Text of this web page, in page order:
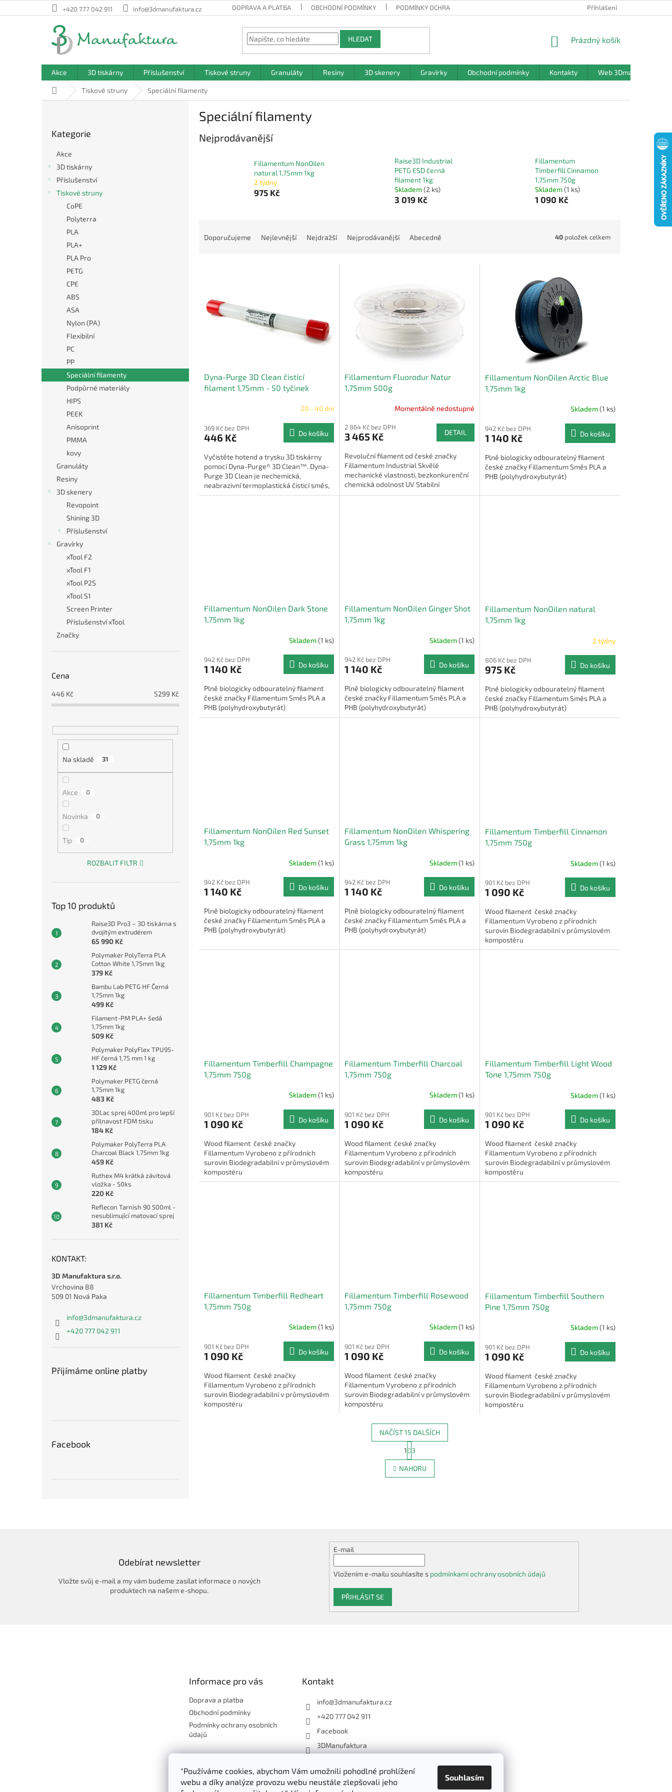
"Používáme cookies, abychom Vám umožnili pohodlné prohlížení
webu a díky analýze provozu webu neustále zlepšovali jeho
Souhlasím
na
+420 777 042 911 info@3dmanufaktura.cz DOPRAVA A PLATBA OBCHODNÍ PODMÍNKY PODMÍNKY OCHRANY OSOBNÍCH ÚDAJŮ Přihlášení
HLEDAT
NÁKUPNÍ
Prázdný košík
Akce 3D tiskárny Příslušenství Tiskové struny Granuláty Resiny 3D skenery Gravírky Obchodní podmínky Kontakty Web 3Dmanufaktura.cz
Domů Tiskové struny Speciální filamenty
kategorie
Kategorie
Akce
3D tiskárny
Příslušenství
Tiskové struny
CoPE
Polyterra
PLA
PLA+
PLA Pro
PETG
CPE
ABS
ASA
Nylon (PA)
Flexibilní
PC
PP
Speciální filamenty
Podpůrné materiály
HIPS
PEEK
Anisoprint
PMMA
kovy
Granuláty
Resiny
3D skenery
Revopoint
Shining 3D
Příslušenství
Gravírky
xTool F2
xTool F1
xTool P2S
xTool S1
Screen Printer
Příslušenství xTool
Značky
Cena
446 Kč 5299 Kč
Na skladě 31
Akce 0
Novinka 0
Tip 0
ROZBALIT FILTR
Top 10 produktů
Raise3D Pro3 – 3D tiskárna s
dvojitým extrudérem
65 990 Kč
Polymaker PolyTerra PLA
Cotton White 1,75mm 1kg
379 Kč
Bambu Lab PETG HF Černá
1,75mm 1kg
499 Kč
Filament-PM PLA+ šedá
1,75mm 1kg
509 Kč
Polymaker PolyFlex TPU95-
HF černá 1,75 mm 1 kg
1 129 Kč
Polymaker PETG černá
1,75mm 1kg
483 Kč
3DLac sprej 400ml pro lepší
přilnavost FDM tisku
184 Kč
Polymaker PolyTerra PLA
Charcoal Black 1,75mm 1kg
459 Kč
Ruthex M4 krátká závitová
vložka - 50ks
220 Kč
Reflecon Tarnish 90 500ml -
nesublimující matovací sprej
381 Kč
KONTAKT:
3D Manufaktura s.r.o.
Vrchovina 88
509 01 Nová Paka
info@3dmanufaktura.cz
+420 777 042 911
Přijímáme online platby
Facebook
Speciální filamenty
Nejprodávanější
Fillamentum NonOilen
natural 1,75mm 1kg
2 týdny
975 Kč
Raise3D Industrial
PETG ESD černá
filament 1kg
Skladem(2 ks)
3 019 Kč
Fillamentum
Timberfill Cinnamon
1,75mm 750g
Skladem(1 ks)
1 090 Kč
Doporučujeme Nejlevnější Nejdražší Nejprodávanější Abecedně 40 položek celkem
Dyna-Purge 3D Clean čistící
filament 1,75mm - 50 tyčinek
20 - 40 dní
369 Kč bez DPH
446 Kč Do košíku
Vyčistěte hotend a trysku 3D tiskárny
pomocí Dyna-Purge® 3D Clean™. Dyna-
Purge 3D Clean je nechemická,
neabrazivní termoplastická čisticí směs,
která je bezpečná pro obsluhu i...
Fillamentum Fluorodur Natur
1,75mm 500g
Momentálně nedostupné
2 864 Kč bez DPH
3 465 Kč DETAIL
Revoluční filament od české značky
Fillamentum Industrial Skvělé
mechanické vlastnosti, bezkonkurenční
chemická odolnost UV Stabilní
Fillamentum NonOilen Arctic Blue
1,75mm 1kg
Skladem(1 ks)
942 Kč bez DPH
1 140 Kč Do košíku
Plně biologicky odbouratelný filament
české značky Fillamentum Směs PLA a
PHB (polyhydroxybutyrát)
Fillamentum NonOilen Dark Stone
1,75mm 1kg
Skladem(1 ks)
942 Kč bez DPH
1 140 Kč Do košíku
Plně biologicky odbouratelný filament
české značky Fillamentum Směs PLA a
PHB (polyhydroxybutyrát)
Fillamentum NonOilen Ginger Shot
1,75mm 1kg
Skladem(1 ks)
942 Kč bez DPH
1 140 Kč Do košíku
Plně biologicky odbouratelný filament
české značky Fillamentum Směs PLA a
PHB (polyhydroxybutyrát)
Fillamentum NonOilen natural
1,75mm 1kg
2 týdny
806 Kč bez DPH
975 Kč Do košíku
Plně biologicky odbouratelný filament
české značky Fillamentum Směs PLA a
PHB (polyhydroxybutyrát)
Fillamentum NonOilen Red Sunset
1,75mm 1kg
Skladem(1 ks)
942 Kč bez DPH
1 140 Kč Do košíku
Plně biologicky odbouratelný filament
české značky Fillamentum Směs PLA a
PHB (polyhydroxybutyrát)
Fillamentum NonOilen Whispering
Grass 1,75mm 1kg
Skladem(1 ks)
942 Kč bez DPH
1 140 Kč Do košíku
Plně biologicky odbouratelný filament
české značky Fillamentum Směs PLA a
PHB (polyhydroxybutyrát)
Fillamentum Timberfill Cinnamon
1,75mm 750g
Skladem(1 ks)
901 Kč bez DPH
1 090 Kč Do košíku
Wood filament české značky
Fillamentum Vyrobeno z přírodních
surovin Biodegradabilní v průmyslovém
kompostéru
Fillamentum Timberfill Champagne
1,75mm 750g
Skladem(1 ks)
901 Kč bez DPH
1 090 Kč Do košíku
Wood filament české značky
Fillamentum Vyrobeno z přírodních
surovin Biodegradabilní v průmyslovém
kompostéru
Fillamentum Timberfill Charcoal
1,75mm 750g
Skladem(1 ks)
901 Kč bez DPH
1 090 Kč Do košíku
Wood filament české značky
Fillamentum Vyrobeno z přírodních
surovin Biodegradabilní v průmyslovém
kompostéru
Fillamentum Timberfill Light Wood
Tone 1,75mm 750g
Skladem(1 ks)
901 Kč bez DPH
1 090 Kč Do košíku
Wood filament české značky
Fillamentum Vyrobeno z přírodních
surovin Biodegradabilní v průmyslovém
kompostéru
Fillamentum Timberfill Redheart
1,75mm 750g
Skladem(1 ks)
901 Kč bez DPH
1 090 Kč Do košíku
Wood filament české značky
Fillamentum Vyrobeno z přírodních
surovin Biodegradabilní v průmyslovém
kompostéru
Fillamentum Timberfill Rosewood
1,75mm 750g
Skladem(1 ks)
901 Kč bez DPH
1 090 Kč Do košíku
Wood filament české značky
Fillamentum Vyrobeno z přírodních
surovin Biodegradabilní v průmyslovém
kompostéru
Fillamentum Timberfill Southern
Pine 1,75mm 750g
Skladem(1 ks)
901 Kč bez DPH
1 090 Kč Do košíku
Wood filament české značky
Fillamentum Vyrobeno z přírodních
surovin Biodegradabilní v průmyslovém
kompostéru
O
v
l
r
y
v
s
NAČÍST 15 DALŠÍCH
S
t
r
á
n
1 3
NAHORU
Odebírat newsletter
Vložte svůj e-mail a my vám budeme zasílat informace o nových
produktech na našem e-shopu.
E-mail
Vložením e-mailu souhlasíte s podmínkami ochrany osobních údajů
PŘIHLÁSIT SE
Informace pro vás
Doprava a platba
Obchodní podmínky
Podmínky ochrany osobních
údajů
Kontakt
info@3dmanufaktura.cz
+420 777 042 911
Facebook
3DManufaktura
Shoptet.cz 3D Manufaktura s.r.o.